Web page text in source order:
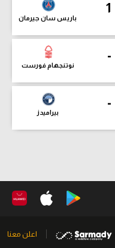
1
باريس سان جيرمان
-
نوتنجهام فورست
-
بيراميدز
اعلن معنا